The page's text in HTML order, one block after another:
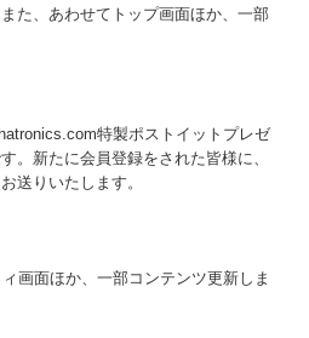
た、あわせてトップ画面ほか、一部
特製ポストイットプレゼ
。新たに会員登録をされた皆様に、
送りいたします。
画面ほか、一部コンテンツ更新しま